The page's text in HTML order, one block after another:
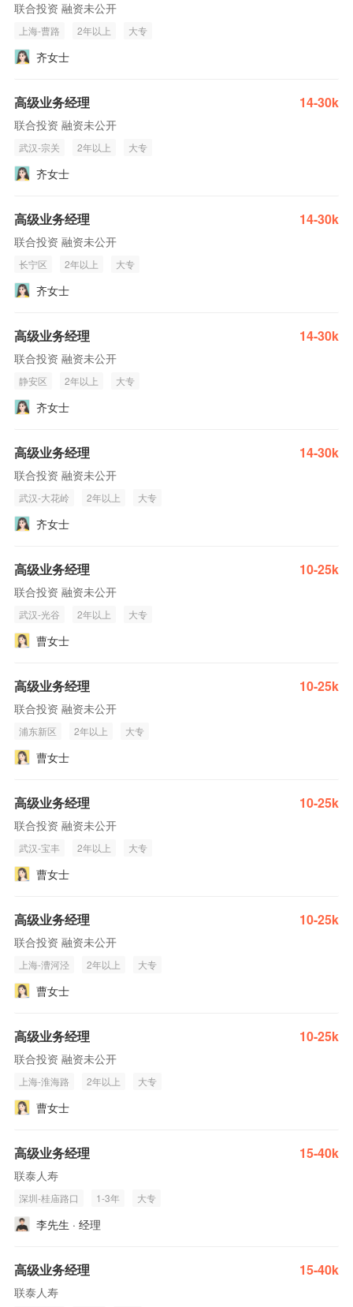
联合投资 融资未公开
上海-曹路 2年以上 大专
齐女士
高级业务经理 14-30k
联合投资 融资未公开
武汉-宗关 2年以上 大专
齐女士
高级业务经理 14-30k
联合投资 融资未公开
长宁区 2年以上 大专
齐女士
高级业务经理 14-30k
联合投资 融资未公开
静安区 2年以上 大专
齐女士
高级业务经理 14-30k
联合投资 融资未公开
武汉-大花岭 2年以上 大专
齐女士
高级业务经理 10-25k
联合投资 融资未公开
武汉-光谷 2年以上 大专
曹女士
高级业务经理 10-25k
联合投资 融资未公开
浦东新区 2年以上 大专
曹女士
高级业务经理 10-25k
联合投资 融资未公开
武汉-宝丰 2年以上 大专
曹女士
高级业务经理 10-25k
联合投资 融资未公开
上海-漕河泾 2年以上 大专
曹女士
高级业务经理 10-25k
联合投资 融资未公开
上海-淮海路 2年以上 大专
曹女士
高级业务经理 15-40k
联泰人寿
深圳-桂庙路口 1-3年 大专
李先生 · 经理
高级业务经理 15-40k
联泰人寿